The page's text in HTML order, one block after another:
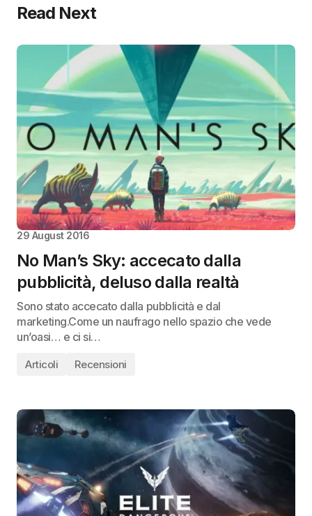
Read Next
29 August 2016
No Man’s Sky: accecato dalla
pubblicità, deluso dalla realtà
Sono stato accecato dalla pubblicità e dal
marketing.Come un naufrago nello spazio che vede
un’oasi… e ci si…
Articoli Recensioni